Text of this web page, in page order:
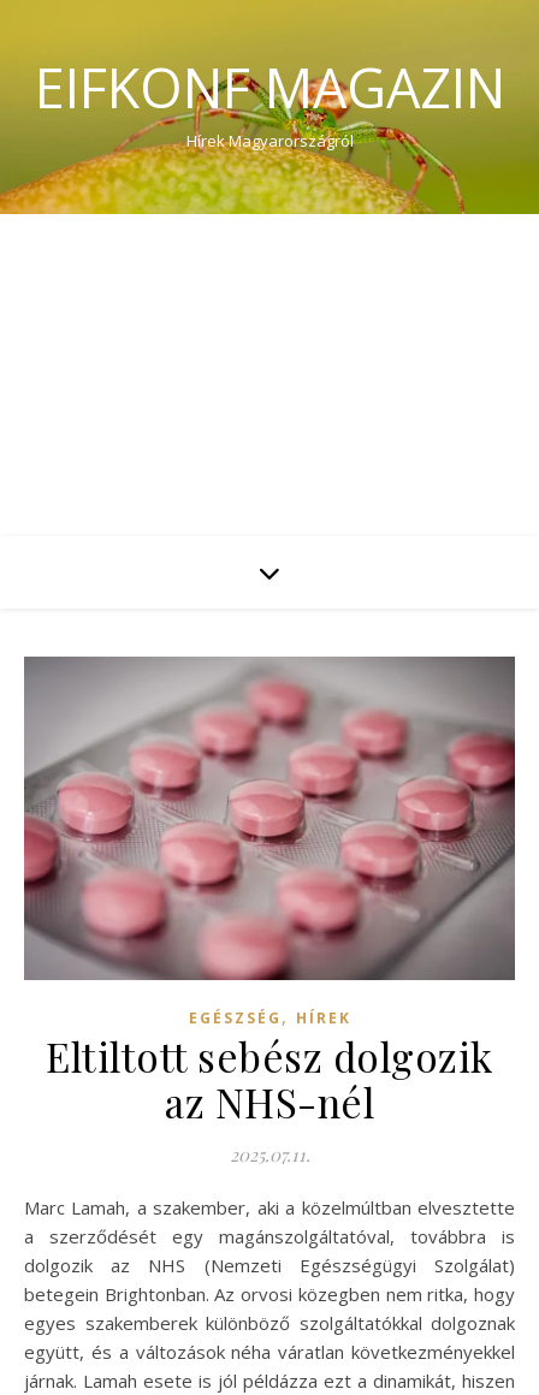
EIFKONF MAGAZIN
Hírek Magyarországról
EGÉSZSÉG , HÍREK
Eltiltott sebész dolgozik
az NHS-nél
2025.07.11.
Marc Lamah, a szakember, aki a közelmúltban elvesztette
a szerződését egy magánszolgáltatóval, továbbra is
dolgozik az NHS (Nemzeti Egészségügyi Szolgálat)
betegein Brightonban. Az orvosi közegben nem ritka, hogy
egyes szakemberek különböző szolgáltatókkal dolgoznak
együtt, és a változások néha váratlan következményekkel
járnak. Lamah esete is jól példázza ezt a dinamikát, hiszen